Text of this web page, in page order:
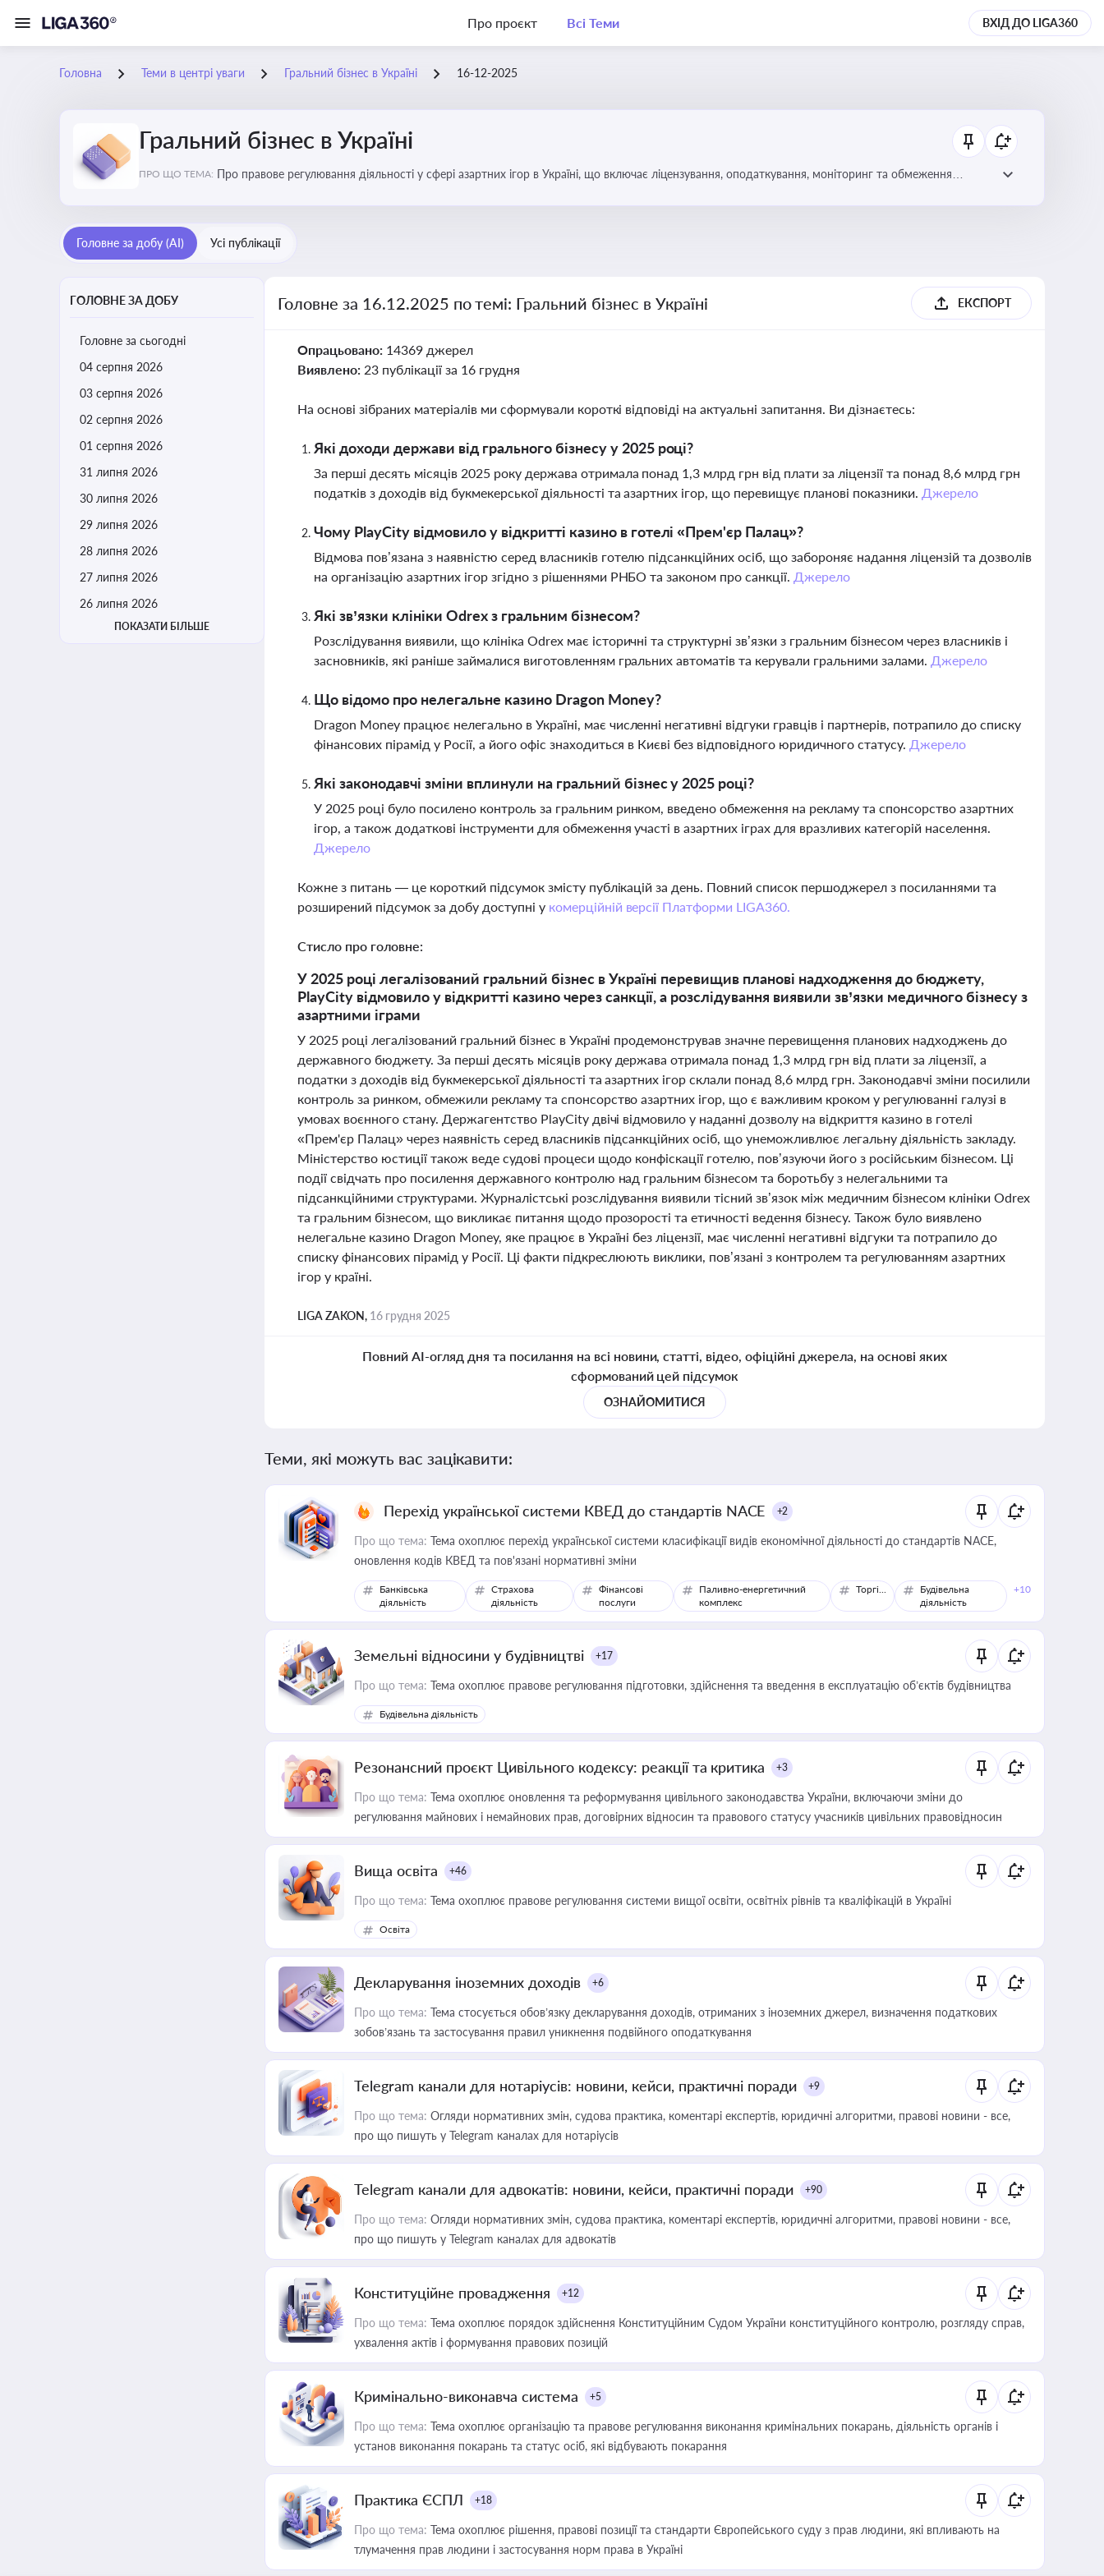
Про проєкт Всі Теми ВХІД ДО LIGA360
Головна Теми в центрі уваги Гральний бізнес в Україні 16-12-2025
Гральний бізнес в Україні
ПРО ЩО ТЕМА: Про правове регулювання діяльності у сфері азартних ігор в Україні, що включає ліцензування, оподаткування, моніторинг та обмеження
Головне за добу (AI) Усі публікації
ГОЛОВНЕ ЗА ДОБУ
Головне за сьогодні
04 серпня 2026
03 серпня 2026
02 серпня 2026
01 серпня 2026
31 липня 2026
30 липня 2026
29 липня 2026
28 липня 2026
27 липня 2026
26 липня 2026
ПОКАЗАТИ БІЛЬШЕ
Головне за 16.12.2025 по темі: Гральний бізнес в Україні ЕКСПОРТ
Опрацьовано: 14369 джерел
Виявлено: 23 публікації за 16 грудня
На основі зібраних матеріалів ми сформували короткі відповіді на актуальні запитання. Ви дізнаєтесь:
Які доходи держави від грального бізнесу у 2025 році?
За перші десять місяців 2025 року держава отримала понад 1,3 млрд грн від плати за ліцензії та понад 8,6 млрд грн
податків з доходів від букмекерської діяльності та азартних ігор, що перевищує планові показники. Джерело
Чому PlayCity відмовило у відкритті казино в готелі «Прем'єр Палац»?
Відмова пов’язана з наявністю серед власників готелю підсанкційних осіб, що забороняє надання ліцензій та дозволів
на організацію азартних ігор згідно з рішеннями РНБО та законом про санкції. Джерело
Які зв’язки клініки Odrex з гральним бізнесом?
Розслідування виявили, що клініка Odrex має історичні та структурні зв’язки з гральним бізнесом через власників і
засновників, які раніше займалися виготовленням гральних автоматів та керували гральними залами. Джерело
Що відомо про нелегальне казино Dragon Money?
Dragon Money працює нелегально в Україні, має численні негативні відгуки гравців і партнерів, потрапило до списку
фінансових пірамід у Росії, а його офіс знаходиться в Києві без відповідного юридичного статусу. Джерело
Які законодавчі зміни вплинули на гральний бізнес у 2025 році?
У 2025 році було посилено контроль за гральним ринком, введено обмеження на рекламу та спонсорство азартних
ігор, а також додаткові інструменти для обмеження участі в азартних іграх для вразливих категорій населення.
Джерело
Кожне з питань — це короткий підсумок змісту публікацій за день. Повний список першоджерел з посиланнями та
розширений підсумок за добу доступні у комерційній версії Платформи LIGA360.
Стисло про головне:
У 2025 році легалізований гральний бізнес в Україні перевищив планові надходження до бюджету,
PlayCity відмовило у відкритті казино через санкції, а розслідування виявили зв’язки медичного бізнесу з
азартними іграми
У 2025 році легалізований гральний бізнес в Україні продемонстрував значне перевищення планових надходжень до
державного бюджету. За перші десять місяців року держава отримала понад 1,3 млрд грн від плати за ліцензії, а
податки з доходів від букмекерської діяльності та азартних ігор склали понад 8,6 млрд грн. Законодавчі зміни посилили
контроль за ринком, обмежили рекламу та спонсорство азартних ігор, що є важливим кроком у регулюванні галузі в
умовах воєнного стану. Держагентство PlayCity двічі відмовило у наданні дозволу на відкриття казино в готелі
«Прем'єр Палац» через наявність серед власників підсанкційних осіб, що унеможливлює легальну діяльність закладу.
Міністерство юстиції також веде судові процеси щодо конфіскації готелю, пов’язуючи його з російським бізнесом. Ці
події свідчать про посилення державного контролю над гральним бізнесом та боротьбу з нелегальними та
підсанкційними структурами. Журналістські розслідування виявили тісний зв’язок між медичним бізнесом клініки Odrex
та гральним бізнесом, що викликає питання щодо прозорості та етичності ведення бізнесу. Також було виявлено
нелегальне казино Dragon Money, яке працює в Україні без ліцензії, має численні негативні відгуки та потрапило до
списку фінансових пірамід у Росії. Ці факти підкреслюють виклики, пов’язані з контролем та регулюванням азартних
ігор у країні.
LIGA ZAKON, 16 грудня 2025
Повний AI-огляд дня та посилання на всі новини, статті, відео, офіційні джерела, на основі яких
сформований цей підсумок
ОЗНАЙОМИТИСЯ
Теми, які можуть вас зацікавити:
Перехід української системи КВЕД до стандартів NACE +2
Про що тема: Тема охоплює перехід української системи класифікації видів економічної діяльності до стандартів NACE,
оновлення кодів КВЕД та пов'язані нормативні зміни
Банківська
діяльність
Страхова
діяльність
Фінансові
послуги
Паливно-енергетичний
комплекс
Торгівля
Будівельна
діяльність
+10
Земельні відносини у будівництві +17
Про що тема: Тема охоплює правове регулювання підготовки, здійснення та введення в експлуатацію об’єктів будівництва
Будівельна діяльність
Резонансний проєкт Цивільного кодексу: реакції та критика +3
Про що тема: Тема охоплює оновлення та реформування цивільного законодавства України, включаючи зміни до
регулювання майнових і немайнових прав, договірних відносин та правового статусу учасників цивільних правовідносин
Вища освіта +46
Про що тема: Тема охоплює правове регулювання системи вищої освіти, освітніх рівнів та кваліфікацій в Україні
Освіта
Декларування іноземних доходів +6
Про що тема: Тема стосується обов’язку декларування доходів, отриманих з іноземних джерел, визначення податкових
зобов’язань та застосування правил уникнення подвійного оподаткування
Telegram канали для нотаріусів: новини, кейси, практичні поради +9
Про що тема: Огляди нормативних змін, судова практика, коментарі експертів, юридичні алгоритми, правові новини - все,
про що пишуть у Telegram каналах для нотаріусів
Telegram канали для адвокатів: новини, кейси, практичні поради +90
Про що тема: Огляди нормативних змін, судова практика, коментарі експертів, юридичні алгоритми, правові новини - все,
про що пишуть у Telegram каналах для адвокатів
Конституційне провадження +12
Про що тема: Тема охоплює порядок здійснення Конституційним Судом України конституційного контролю, розгляду справ,
ухвалення актів і формування правових позицій
Кримінально-виконавча система +5
Про що тема: Тема охоплює організацію та правове регулювання виконання кримінальних покарань, діяльність органів і
установ виконання покарань та статус осіб, які відбувають покарання
Практика ЄСПЛ +18
Про що тема: Тема охоплює рішення, правові позиції та стандарти Європейського суду з прав людини, які впливають на
тлумачення прав людини і застосування норм права в Україні